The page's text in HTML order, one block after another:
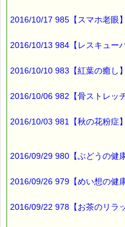
いいようです (^O^)
■本日のオススメ情報
▼ストレスケアに役立つレス
▼レスキュープラスロゼンジ
2016/10/17 985【スマホ老眼】
2016/10/13 984【レスキュー
2016/10/10 983【紅葉の癒し】
2016/10/06 982【骨ストレッチ
2016/10/03 981【秋の花粉症】
2016/09/29 980【ぶどうの健
2016/09/26 979【めい想の健
2016/09/22 978【お茶のリラ